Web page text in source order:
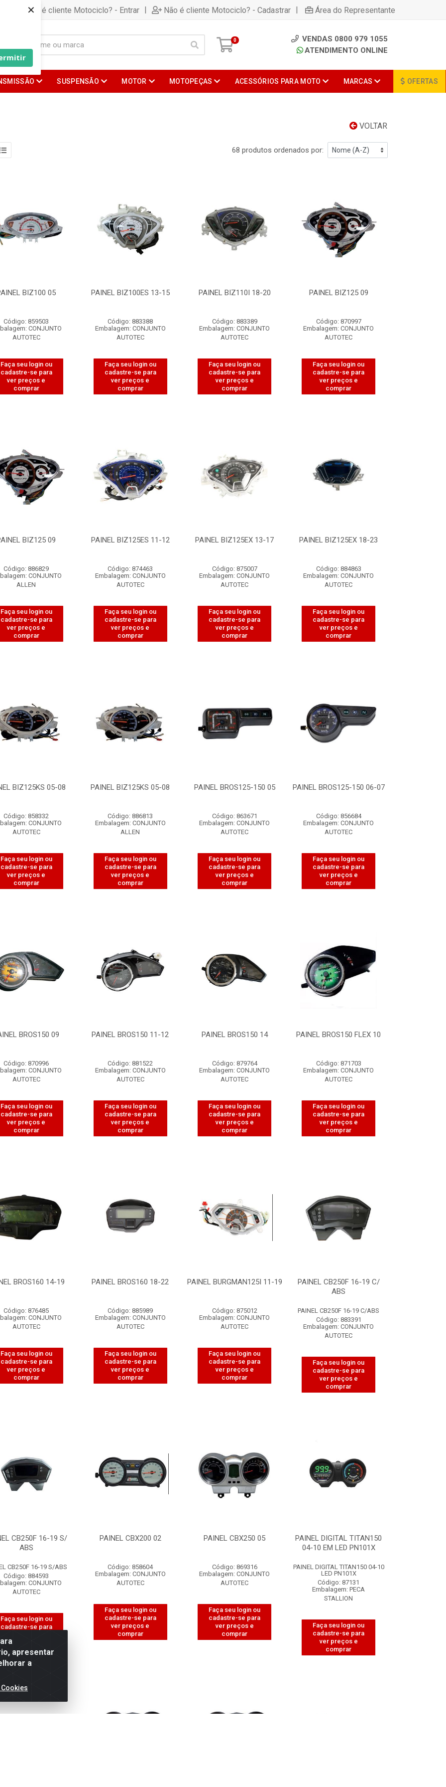
×Já é cliente Motociclo? - Entrar | Não é cliente Motociclo? - Cadastrar | Área do Representante
0
VENDAS 0800 979 1055
ATENDIMENTO ONLINE
SUSPENSÃO MOTOR MOTOPEÇAS ACESSÓRIOS PARA MOTO MARCAS OFERTAS
VOLTAR
68 produtos ordenados por:
BIZ100 05
Código: 859503
CONJUNTO
AUTOTEC
Faça seu login ou
cadastre-se para
ver preços e
comprar
PAINEL BIZ100ES 13-15
Código: 883388
Embalagem: CONJUNTO
AUTOTEC
Faça seu login ou
cadastre-se para
ver preços e
comprar
PAINEL BIZ110I 18-20
Código: 883389
Embalagem: CONJUNTO
AUTOTEC
Faça seu login ou
cadastre-se para
ver preços e
comprar
PAINEL BIZ125 09
Código: 870997
Embalagem: CONJUNTO
AUTOTEC
Faça seu login ou
cadastre-se para
ver preços e
comprar
BIZ125 09
Código: 886829
CONJUNTO
ALLEN
Faça seu login ou
cadastre-se para
ver preços e
comprar
PAINEL BIZ125ES 11-12
Código: 874463
Embalagem: CONJUNTO
AUTOTEC
Faça seu login ou
cadastre-se para
ver preços e
comprar
PAINEL BIZ125EX 13-17
Código: 875007
Embalagem: CONJUNTO
AUTOTEC
Faça seu login ou
cadastre-se para
ver preços e
comprar
PAINEL BIZ125EX 18-23
Código: 884863
Embalagem: CONJUNTO
AUTOTEC
Faça seu login ou
cadastre-se para
ver preços e
comprar
BIZ125KS 05-08
Código: 858332
CONJUNTO
AUTOTEC
Faça seu login ou
cadastre-se para
ver preços e
comprar
PAINEL BIZ125KS 05-08
Código: 886813
Embalagem: CONJUNTO
ALLEN
Faça seu login ou
cadastre-se para
ver preços e
comprar
PAINEL BROS125-150 05
Código: 863671
Embalagem: CONJUNTO
AUTOTEC
Faça seu login ou
cadastre-se para
ver preços e
comprar
PAINEL BROS125-150 06-07
Código: 856684
Embalagem: CONJUNTO
AUTOTEC
Faça seu login ou
cadastre-se para
ver preços e
comprar
BROS150 09
Código: 870996
CONJUNTO
AUTOTEC
Faça seu login ou
cadastre-se para
ver preços e
comprar
PAINEL BROS150 11-12
Código: 881522
Embalagem: CONJUNTO
AUTOTEC
Faça seu login ou
cadastre-se para
ver preços e
comprar
PAINEL BROS150 14
Código: 879764
Embalagem: CONJUNTO
AUTOTEC
Faça seu login ou
cadastre-se para
ver preços e
comprar
PAINEL BROS150 FLEX 10
Código: 871703
Embalagem: CONJUNTO
AUTOTEC
Faça seu login ou
cadastre-se para
ver preços e
comprar
BROS160 14-19
Código: 876485
CONJUNTO
AUTOTEC
Faça seu login ou
cadastre-se para
ver preços e
comprar
PAINEL BROS160 18-22
Código: 885989
Embalagem: CONJUNTO
AUTOTEC
Faça seu login ou
cadastre-se para
ver preços e
comprar
PAINEL BURGMAN125I 11-19
Código: 875012
Embalagem: CONJUNTO
AUTOTEC
Faça seu login ou
cadastre-se para
ver preços e
comprar
PAINEL CB250F 16-19 C/
ABS
PAINEL CB250F 16-19 C/ABS
Código: 883391
Embalagem: CONJUNTO
AUTOTEC
Faça seu login ou
cadastre-se para
ver preços e
comprar
CB250F 16-19 S/
ABS
CB250F 16-19 S/ABS
Código: 884593
CONJUNTO
AUTOTEC
Faça seu login ou
cadastre-se para
PAINEL CBX200 02
Código: 858604
Embalagem: CONJUNTO
AUTOTEC
Faça seu login ou
cadastre-se para
ver preços e
comprar
PAINEL CBX250 05
Código: 869316
Embalagem: CONJUNTO
AUTOTEC
Faça seu login ou
cadastre-se para
ver preços e
comprar
PAINEL DIGITAL TITAN150
04-10 EM LED PN101X
PAINEL DIGITAL TITAN150 04-10
LED PN101X
Código: 87131
Embalagem: PECA
STALLION
Faça seu login ou
cadastre-se para
ver preços e
comprar
apresentar
a